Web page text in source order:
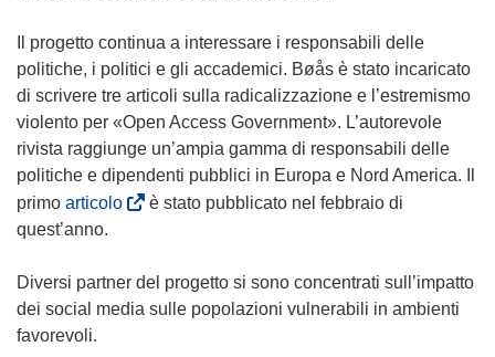
Il progetto continua a interessare i responsabili delle
politiche, i politici e gli accademici. Bøås è stato incaricato
di scrivere tre articoli sulla radicalizzazione e l’estremismo
violento per «Open Access Government». L’autorevole
rivista raggiunge un’ampia gamma di responsabili delle
politiche e dipendenti pubblici in Europa e Nord America. Il
primo articolo(
a
p
è stato pubblicato nel febbraio di
quest’anno.
Diversi partner del progetto si sono concentrati sull’impatto
dei social media sulle popolazioni vulnerabili in ambienti
favorevoli.